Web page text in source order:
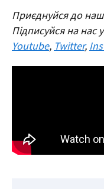
Приєднуйся до
Підписуйся на нас
Youtube,Twitter,